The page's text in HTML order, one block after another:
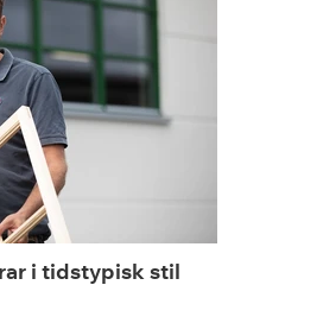
i tidstypisk stil